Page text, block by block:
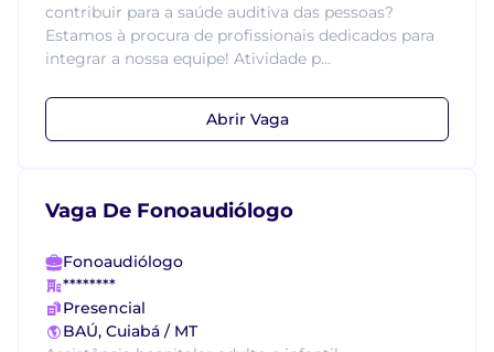
contribuir para a saúde auditiva das pessoas?
Estamos à procura de profissionais dedicados para
integrar a nossa equipe! Atividade p...
Abrir Vaga
Vaga De Fonoaudiólogo
Fonoaudiólogo
********
Presencial
BAÚ, Cuiabá / MT